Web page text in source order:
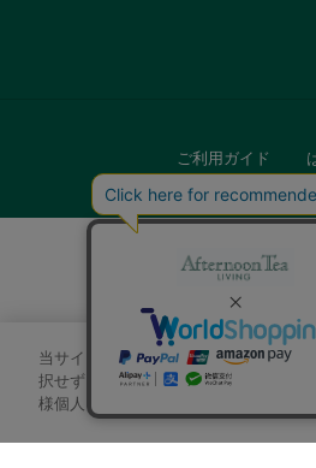
ご利用ガイド
当サイトでは、サイトの利便性向上の
択せずにページを移動した場合、クッ
様個人を特定できる情報」は一切含ま